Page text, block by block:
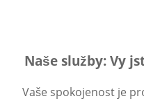
Naše služby: Vy
Vaše spokojenost je